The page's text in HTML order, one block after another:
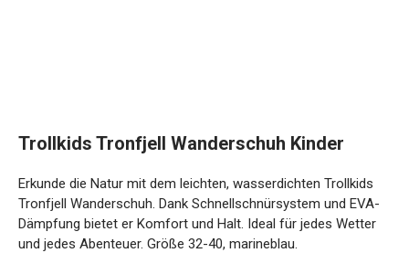
Trollkids Tronfjell Wanderschuh Kinder
Erkunde die Natur mit dem leichten, wasserdichten Trollkids
Tronfjell Wanderschuh. Dank Schnellschnürsystem und EVA-
Dämpfung bietet er Komfort und Halt. Ideal für jedes Wetter
und jedes Abenteuer. Größe 32-40, marineblau.